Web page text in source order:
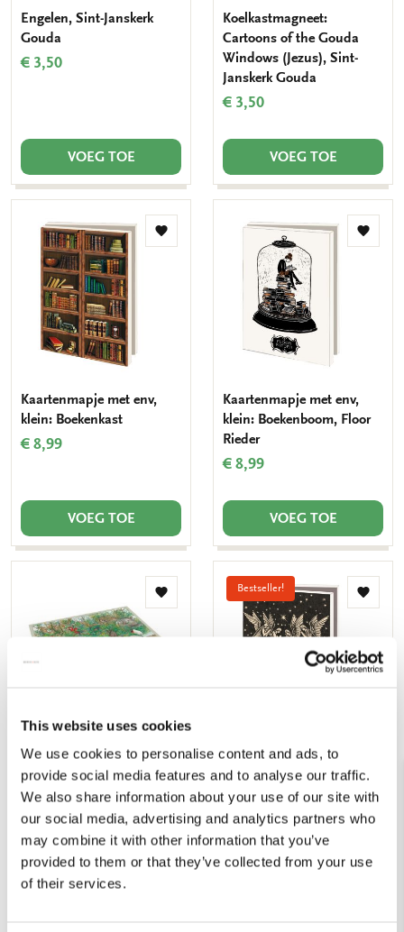
This website uses cookies
We use cookies to personalise content and ads, to
provide social media features and to analyse our traffic.
We also share information about your use of our site with
our social media, advertising and analytics partners who
may combine it with other information that you’ve
provided to them or that they’ve collected from your use
of their services.
Engelen, Sint-Janskerk
Gouda
€ 3,50
VOEG TOE
Koelkastmagneet:
Cartoons of the Gouda
Windows (Jezus), Sint-
Janskerk Gouda
€ 3,50
VOEG TOE
Toevoegen
Kaartenmapje met env,
klein: Boekenkast
€ 8,99
VOEG TOE
Kaartenmapje met env,
klein: Boekenboom, Floor
Rieder
€ 8,99
VOEG TOE
Toevoegen
Puzzel (1.000 stukjes): Uit
'Van mug tot olifant', Ingid
& Dieter Schubert
€ 19,99
VOEG TOE
Bestseller!
Kaartenmapje met env,
klein: Eric Gill, The
Fitzwilliam Museum
€ 8,99